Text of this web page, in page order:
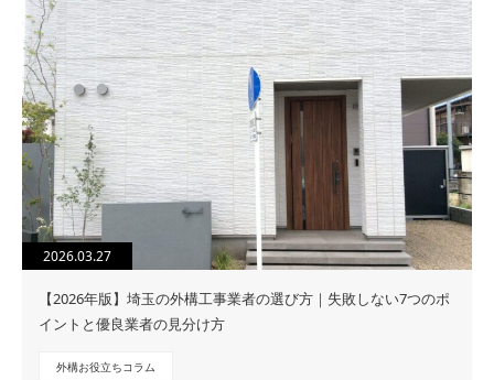
2026.03.27
【2026年版】埼玉の外構工事業者の選び方｜失敗しない7つのポ
イントと優良業者の見分け方
外構お役立ちコラム